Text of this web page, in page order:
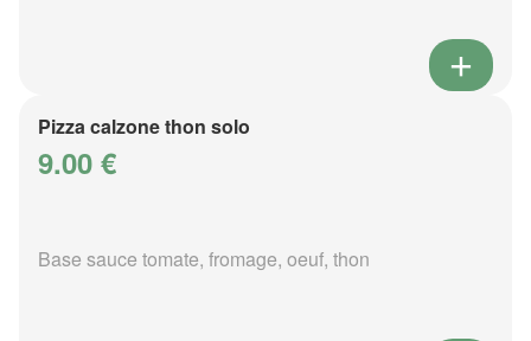
Pizza calzone thon solo
9.00 €
Base sauce tomate, fromage, oeuf, thon